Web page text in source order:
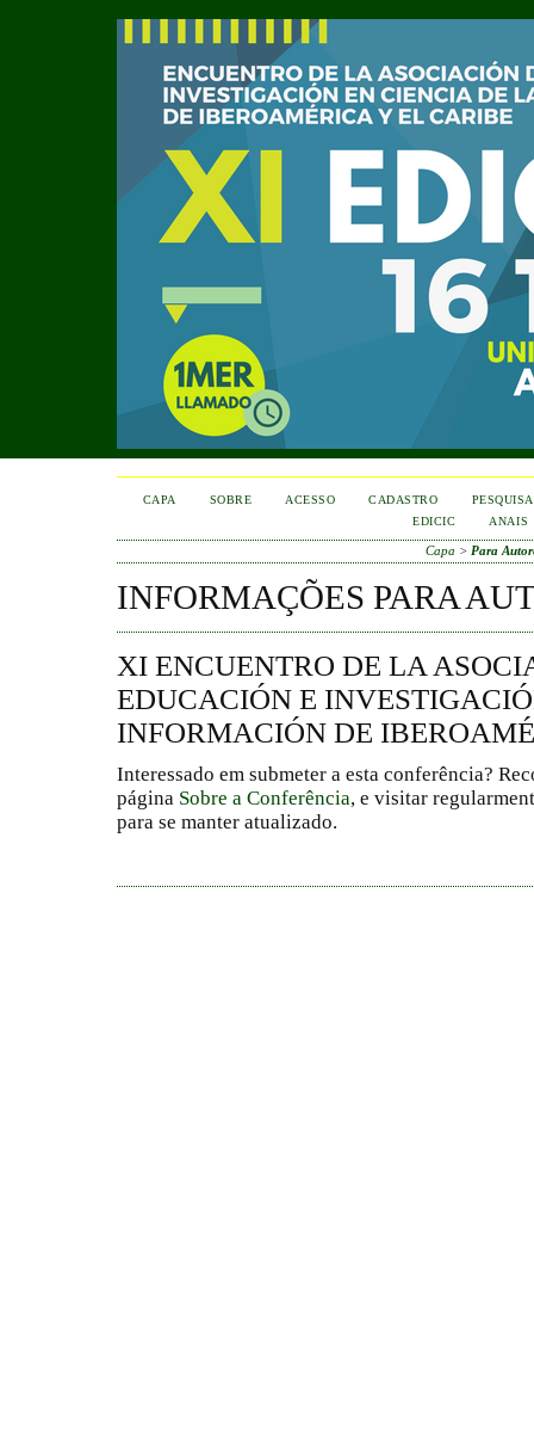
CAPA SOBRE ACESSO CADASTRO
PESQUISA
EDICIC
ANAIS
Capa > Para
INFORMAÇÕES PARA
XI ENCUENTRO DE LA
EDUCACIÓN E
INFORMACIÓN DE
Interessado em submeter a esta conferência?
página Sobre a Conferência, e visitar
para se manter atualizado.